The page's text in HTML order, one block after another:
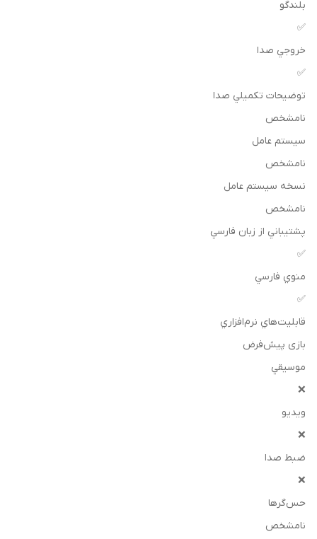
بلندگو
✅
خروجي صدا
✅
توضيحات تکميلي صدا
نامشخص
سيستم عامل
نامشخص
نسخه سيستم عامل
نامشخص
پشتيباني از زبان فارسي
✅
منوي فارسي
✅
قابليت‌هاي نرم‌افزاري
بازی پیش‌فرض
موسيقي
❌
ويديو
❌
ضبط صدا
❌
حس‌گرها
نامشخص